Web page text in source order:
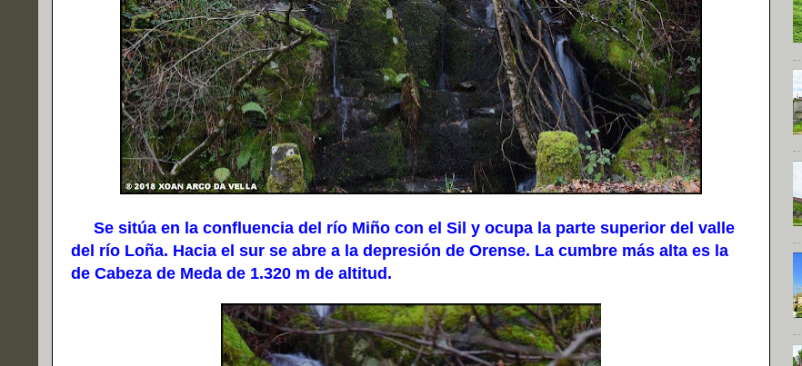
Se sitúa en la confluencia del río Miño con el Sil y ocupa la parte superior del valle
del río Loña. Hacia el sur se abre a la depresión de Orense. La cumbre más alta es la
de Cabeza de Meda de 1.320 m de altitud.